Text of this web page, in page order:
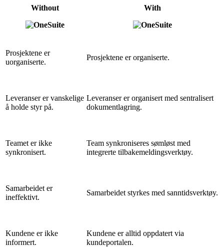
Without With
Prosjektene er
uorganiserte.
Prosjektene er organiserte.
Leveranser er vanskelige
å holde styr på.
Leveranser er organisert med sentralisert
dokumentlagring.
Teamet er ikke
synkronisert.
Team synkroniseres sømløst med
integrerte tilbakemeldingsverktøy.
Samarbeidet er
ineffektivt.
Samarbeidet styrkes med sanntidsverktøy.
Kundene er ikke
informert.
Kundene er alltid oppdatert via
kundeportalen.